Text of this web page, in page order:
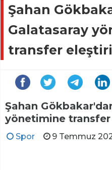
Şahan
Galatasaray
transfer
Şahan
yönetimine
Spor 9 Temmuz